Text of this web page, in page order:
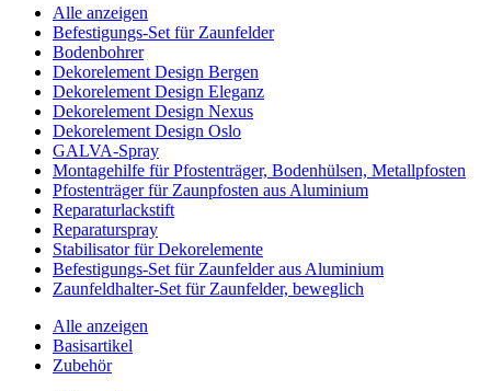
Alle anzeigen
Befestigungs-Set für Zaunfelder
Bodenbohrer
Dekorelement Design Bergen
Dekorelement Design Eleganz
Dekorelement Design Nexus
Dekorelement Design Oslo
GALVA-Spray
Montagehilfe für Pfostenträger, Bodenhülsen, Metallpfosten
Pfostenträger für Zaunpfosten aus Aluminium
Reparaturlackstift
Reparaturspray
Stabilisator für Dekorelemente
Befestigungs-Set für Zaunfelder aus Aluminium
Zaunfeldhalter-Set für Zaunfelder, beweglich
Alle anzeigen
Basisartikel
Zubehör